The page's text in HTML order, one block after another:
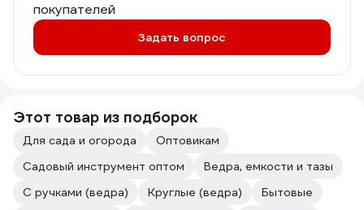
покупателей
Задать вопрос
Этот товар из подборок
Для сада и огорода
Оптовикам
Садовый инструмент оптом
Ведра, емкости и тазы
С ручками (ведра)
Круглые (ведра)
Бытовые